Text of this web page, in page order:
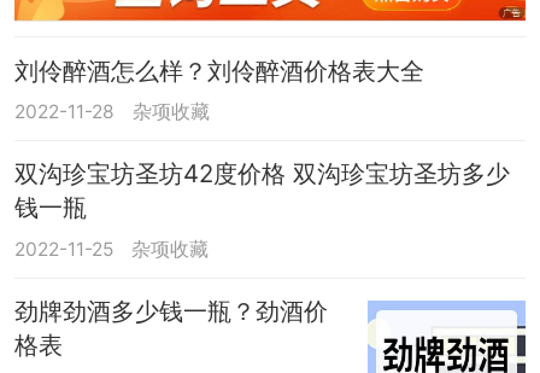
刘伶醉酒怎么样？刘伶醉酒价格表大全
2022-11-28 杂项收藏
双沟珍宝坊圣坊42度价格 双沟珍宝坊圣坊多少
钱一瓶
2022-11-25 杂项收藏
劲牌劲酒多少钱一瓶？劲酒价
格表